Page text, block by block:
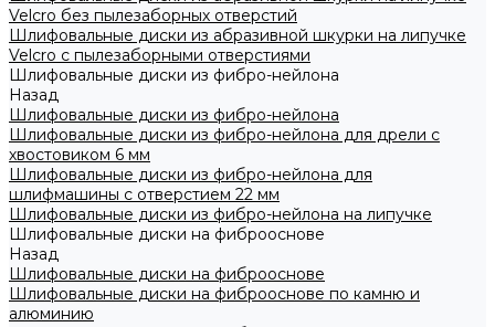
Velcro без пылезаборных отверстий
Шлифовальные диски из абразивной шкурки на липучке
Velcro с пылезаборными отверстиями
Шлифовальные диски из фибро-нейлона
Назад
Шлифовальные диски из фибро-нейлона
Шлифовальные диски из фибро-нейлона для дрели с
хвостовиком 6 мм
Шлифовальные диски из фибро-нейлона для
шлифмашины с отверстием 22 мм
Шлифовальные диски из фибро-нейлона на липучке
Шлифовальные диски на фиброоснове
Назад
Шлифовальные диски на фиброоснове
Шлифовальные диски на фиброоснове по камню и
алюминию